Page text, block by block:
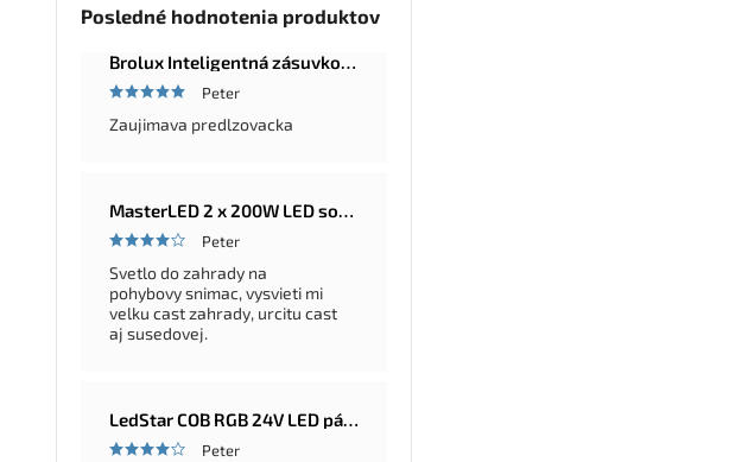
Posledné hodnotenia produktov
Brolux Inteligentná zásuvková lišta Master-Slave, 5 zásuviek, 2m
Peter
Zaujimava predlzovacka
MasterLED 2 x 200W LED solárna okrúhla pouličná a záhradná lampa Ufo, diaľkové ovládanie, 6000K, IP65
Peter
Svetlo do zahrady na
pohybovy snimac, vysvieti mi
velku cast zahrady, urcitu cast
aj susedovej.
LedStar COB RGB 24V LED pásik 5–20 m – farebná LED sada so zdrojom a ovládačom na výber, konfigurátor
Peter